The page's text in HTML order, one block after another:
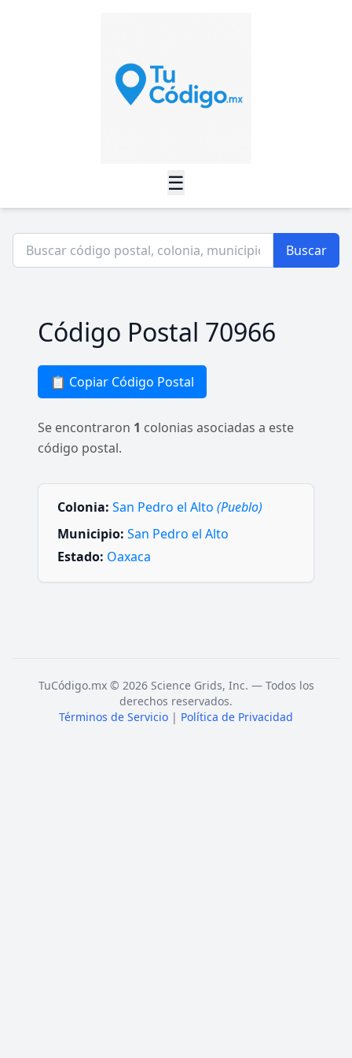
☰
Buscar
Código Postal 70966
📋 Copiar Código Postal
Se encontraron 1 colonias asociadas a este
código postal.
Colonia: San Pedro el Alto (Pueblo)
Municipio: San Pedro el Alto
Estado: Oaxaca
TuCódigo.mx © 2026 Science Grids, Inc. — Todos los
derechos reservados.
Términos de Servicio | Política de Privacidad